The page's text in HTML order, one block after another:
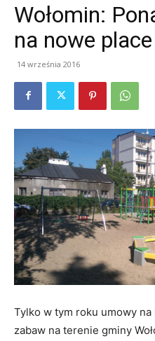
Wołomin:
na nowe
14 września 2016
Tylko w tym roku umowy
zabaw na terenie gminy